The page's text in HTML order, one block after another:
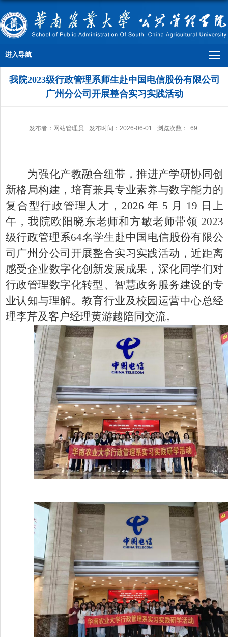
进入导航
我院2023级行政管理系师生赴中国电信股份有限公司
广州分公司开展整合实习实践活动
发布者：网站管理员 发布时间：2026-06-01 浏览次数： 69
为强化产教融合纽带，推进产学研协同创
新格局构建，培育兼具专业素养与数字能力的
复合型行政管理人才， 2026 年 5 月 19 日上
午，我院欧阳晓东老师和方敏老师带领 2023
级行政管理系64名学生赴中国电信股份有限公
司广州分公司开展整合实习实践活动，近距离
感受企业数字化创新发展成果，深化同学们对
行政管理数字化转型、智慧政务服务建设的专
业认知与理解。教育行业及校园运营中心总经
理李芹及客户经理黄游越陪同交流。